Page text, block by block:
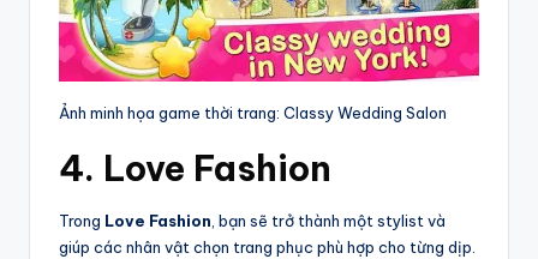
Ảnh minh họa game thời trang: Classy Wedding Salon
4. Love Fashion
Trong Love Fashion, bạn sẽ trở thành một stylist và
giúp các nhân vật chọn trang phục phù hợp cho từng dịp.